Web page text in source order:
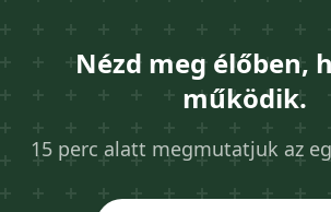
Nézd meg élőben,
működik.
15 perc alatt megmutatjuk az